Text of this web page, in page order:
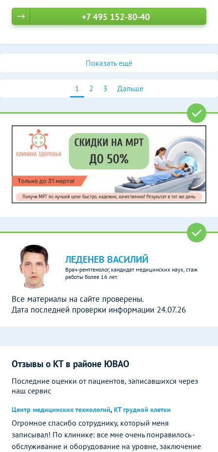
+7 495 152-80-40
Показать ещё
1 2 3 Дальше
ЛЕДЕНЕВ ВАСИЛИЙ
Врач-рентгенолог, кандидат медицинских наук, стаж
работы более 16 лет.
Все материалы на сайте проверены.
Дата последней проверки информации 24.07.26
Отзывы о КТ в районе ЮВАО
Последние оценки от пациентов, записавшихся через
наш сервис
Центр медицинских технологий, КТ грудной клетки
Огромное спасибо сотруднику, который меня
записывал! По клинике: все мне очень понравилось -
обслуживание и оборудование на уровне, заключение